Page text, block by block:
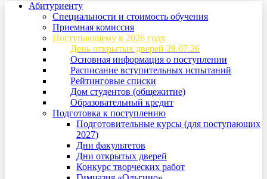
Абитуриенту
Специальности и стоимость обучения
Приемная комиссия
Поступающему в 2026 году
День открытых дверей 28.07.26
Основная информация о поступлении
Расписание вступительных испытаний
Рейтинговые списки
Дом студентов (общежитие)
Образовательный кредит
Подготовка к поступлению
Подготовительные курсы (для поступающих
2027)
Дни факультетов
Дни открытых дверей
Конкурс творческих работ